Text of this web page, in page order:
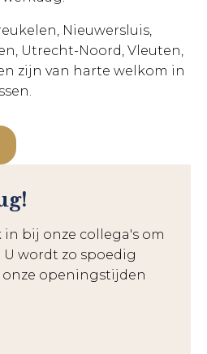
Nieuwersluis,
Utrecht-Noord, Vleuten,
zijn van harte welkom in
in bij onze collega's om
wordt zo spoedig
openingstijden